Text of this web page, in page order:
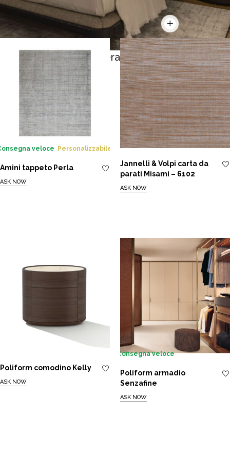
La camera da letto
veloce Personalizzabile
Amini tappeto Perla
ASK NOW
Jannelli & Volpi carta da
parati Misami – 6102
ASK NOW
Consegna veloce
Poliform armadio
Senzafine
ASK NOW
Poliform comodino Kelly
ASK NOW